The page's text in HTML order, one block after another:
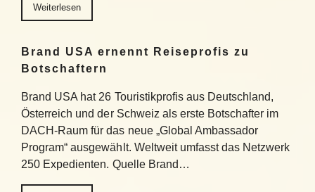
Weiterlesen
Brand USA ernennt Reiseprofis zu
Botschaftern
Brand USA hat 26 Touristikprofis aus Deutschland,
Österreich und der Schweiz als erste Botschafter im
DACH-Raum für das neue „Global Ambassador
Program“ ausgewählt. Weltweit umfasst das Netzwerk
250 Expedienten. Quelle Brand…